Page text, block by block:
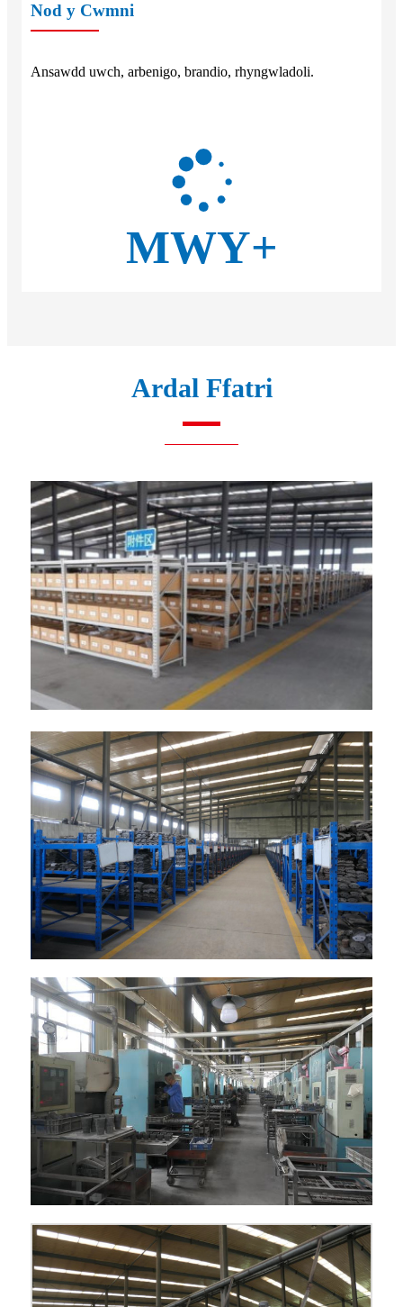
Nod y Cwmni
Ansawdd uwch, arbenigo, brandio, rhyngwladoli.
MWY+
Ardal Ffatri